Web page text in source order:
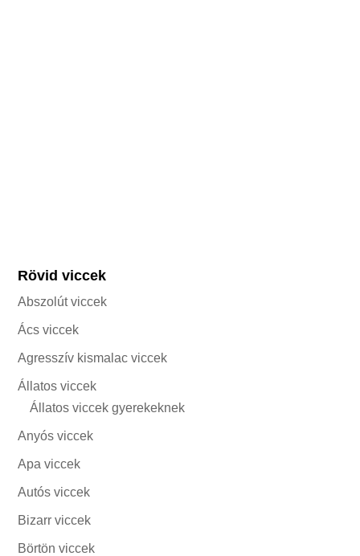
Rövid viccek
Abszolút viccek
Ács viccek
Agresszív kismalac viccek
Állatos viccek
Állatos viccek gyerekeknek
Anyós viccek
Apa viccek
Autós viccek
Bizarr viccek
Börtön viccek